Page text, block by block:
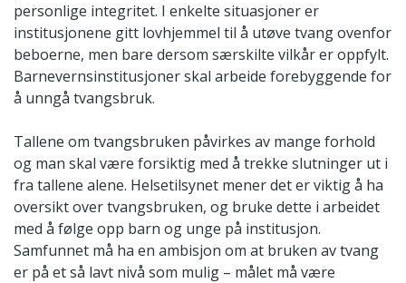
personlige integritet. I enkelte situasjoner er
institusjonene gitt lovhjemmel til å utøve tvang ovenfor
beboerne, men bare dersom særskilte vilkår er oppfylt.
Barnevernsinstitusjoner skal arbeide forebyggende for
å unngå tvangsbruk.
Tallene om tvangsbruken påvirkes av mange forhold
og man skal være forsiktig med å trekke slutninger ut i
fra tallene alene. Helsetilsynet mener det er viktig å ha
oversikt over tvangsbruken, og bruke dette i arbeidet
med å følge opp barn og unge på institusjon.
Samfunnet må ha en ambisjon om at bruken av tvang
er på et så lavt nivå som mulig – målet må være